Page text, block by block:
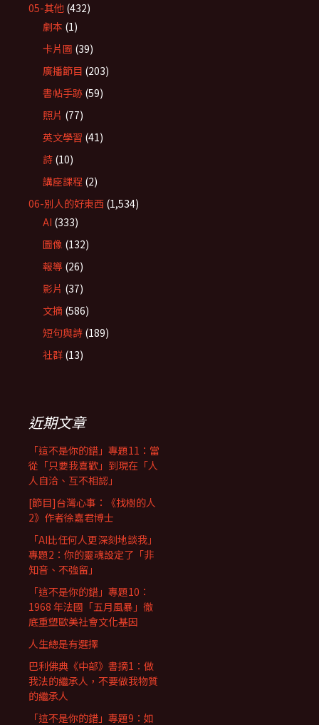
05-其他 (432)
劇本 (1)
卡片圖 (39)
廣播節目 (203)
書帖手跡 (59)
照片 (77)
英文學習 (41)
詩 (10)
講座課程 (2)
06-別人的好東西 (1,534)
AI (333)
圖像 (132)
報導 (26)
影片 (37)
文摘 (586)
短句與詩 (189)
社群 (13)
近期文章
「這不是你的錯」專題11：當
從「只要我喜歡」到現在「人
人自洽、互不相認」
[節目]台灣心事：《找樹的人
2》作者徐嘉君博士
「AI比任何人更深刻地談我」
專題2：你的靈魂設定了「非
知音、不強留」
「這不是你的錯」專題10：
1968 年法國「五月風暴」徹
底重塑歐美社會文化基因
人生總是有選擇
巴利佛典《中部》書摘1：做
我法的繼承人，不要做我物質
的繼承人
「這不是你的錯」專題9：如